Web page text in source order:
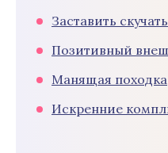
Заставить скучать
Позитивный
Манящая походка
Искренние